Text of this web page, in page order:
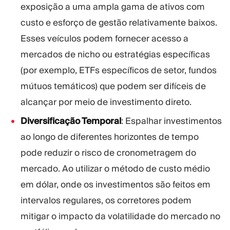
exposição a uma ampla gama de ativos com
custo e esforço de gestão relativamente baixos.
Esses veículos podem fornecer acesso a
mercados de nicho ou estratégias específicas
(por exemplo, ETFs específicos de setor, fundos
mútuos temáticos) que podem ser difíceis de
alcançar por meio de investimento direto.
Diversificação Temporal: Espalhar investimentos
ao longo de diferentes horizontes de tempo
pode reduzir o risco de cronometragem do
mercado. Ao utilizar o método de custo médio
em dólar, onde os investimentos são feitos em
intervalos regulares, os corretores podem
mitigar o impacto da volatilidade do mercado no